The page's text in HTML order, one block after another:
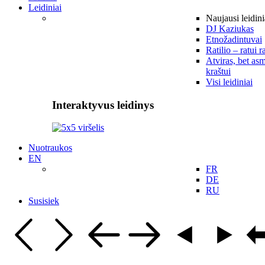
Leidiniai
Naujausi
DJ Kaziukas
Etnožadintuvai
Ratilio – ratui
Atviras, bet
kraštui
Visi leidiniai
Interaktyvus leidinys
Nuotraukos
EN
FR
DE
RU
Susisiek